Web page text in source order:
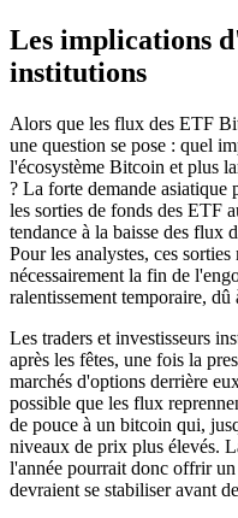
Les implications
institutions
Alors que les flux des ETF
une question se pose : quel
l'écosystème Bitcoin et plus
? La forte demande
les sorties de fonds des ETF
tendance à la baisse des flux
Pour les analystes, ces
nécessairement la fin de
ralentissement temporaire, dû
Les traders et investisseurs
après les fêtes, une fois la
marchés d'options derrière
possible que les flux
de pouce à un bitcoin qui,
niveaux de prix plus élevés.
l'année pourrait donc offrir
devraient se stabiliser avant